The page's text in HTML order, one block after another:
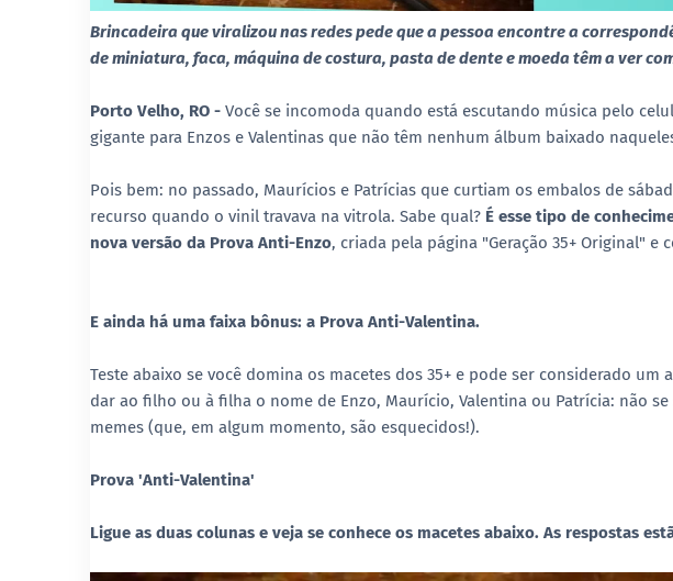
Brincadeira que viralizou nas redes pede que a pessoa encontre a
de miniatura, faca, máquina de costura, pasta de dente e moeda têm a ver
Porto Velho, RO - Você se incomoda quando está escutando música pelo
gigante para Enzos e Valentinas que não têm nenhum álbum baixado
Pois bem: no passado, Maurícios e Patrícias que curtiam os embalos de
recurso quando o vinil travava na vitrola. Sabe qual? É esse tipo de
nova versão da Prova Anti-Enzo, criada pela página "Geração 35+ Original" e
E ainda há uma faixa bônus: a Prova Anti-Valentina.
Teste abaixo se você domina os macetes dos 35+ e pode ser considerado um
dar ao filho ou à filha o nome de Enzo, Maurício, Valentina ou Patrícia: não
memes (que, em algum momento, são esquecidos!).
Prova 'Anti-Valentina'
Ligue as duas colunas e veja se conhece os macetes abaixo. As respostas